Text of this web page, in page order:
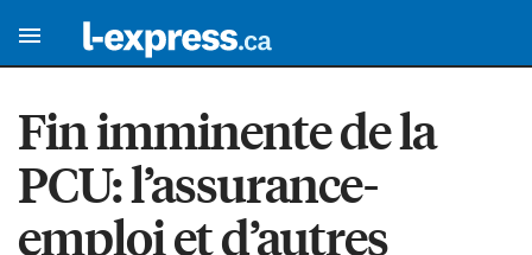
Fin imminente de la
PCU: l’assurance-
emploi et d’autres